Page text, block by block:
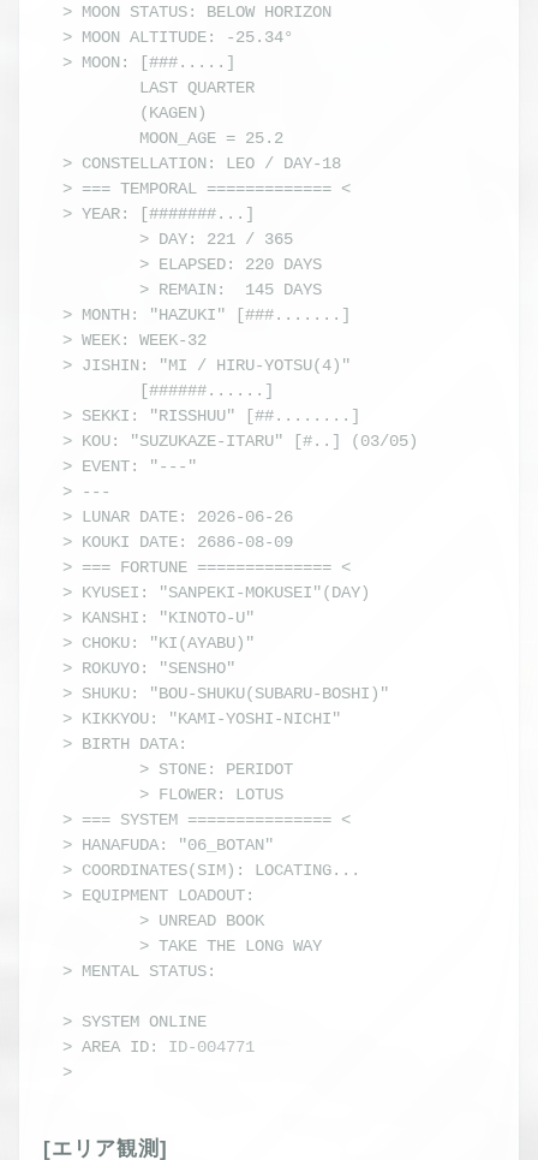
> MOON STATUS: BELOW HORIZON
> MOON ALTITUDE: -25.34°
> MOON: [###.....]
> CONSTELLATION: LEO / DAY-18
> === TEMPORAL ============= <
> YEAR: [#######...]
> MONTH: "HAZUKI" [###.......]
> WEEK: WEEK-32
> JISHIN: "MI / HIRU-YOTSU(4)"
> SEKKI: "RISSHUU" [##........]
> KOU: "SUZUKAZE-ITARU" [#..] (03/05)
> EVENT: "---"
> ---
> LUNAR DATE: 2026-06-26
> KOUKI DATE: 2686-08-09
> === FORTUNE ============== <
> KYUSEI: "SANPEKI-MOKUSEI"(DAY)
> KANSHI: "KINOTO-U"
> CHOKU: "KI(AYABU)"
> ROKUYO: "SENSHO"
> SHUKU: "BOU-SHUKU(SUBARU-BOSHI)"
> KIKKYOU: "KAMI-YOSHI-NICHI"
> BIRTH DATA:
> === SYSTEM =============== <
> HANAFUDA: "06_BOTAN"
> COORDINATES(SIM): LOCATING...
> EQUIPMENT LOADOUT:
        > TAKE THE LONG WAY
> MENTAL STATUS:
> SYSTEM ONLINE
> AREA ID: ID-004771
>
[エリア観測]